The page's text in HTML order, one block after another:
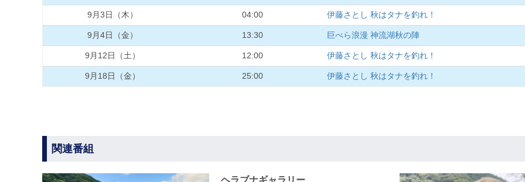
9月3日（木） 04:00 伊藤さとし 秋はタナを釣れ！
9月4日（金） 13:30 巨べら浪漫 神流湖秋の陣
9月12日（土） 12:00 伊藤さとし 秋はタナを釣れ！
9月18日（金） 25:00 伊藤さとし 秋はタナを釣れ！
関連番組
ヘラブナギャラリー